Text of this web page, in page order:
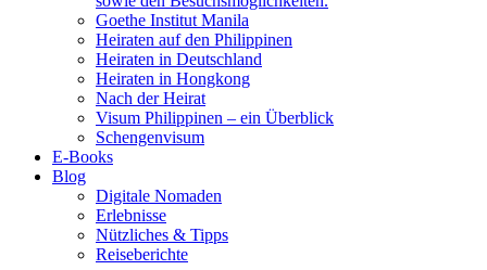
Goethe Institut Manila
Heiraten auf den Philippinen
Heiraten in Deutschland
Heiraten in Hongkong
Nach der Heirat
Visum Philippinen – ein Überblick
Schengenvisum
E-Books
Blog
Digitale Nomaden
Erlebnisse
Nützliches & Tipps
Reiseberichte